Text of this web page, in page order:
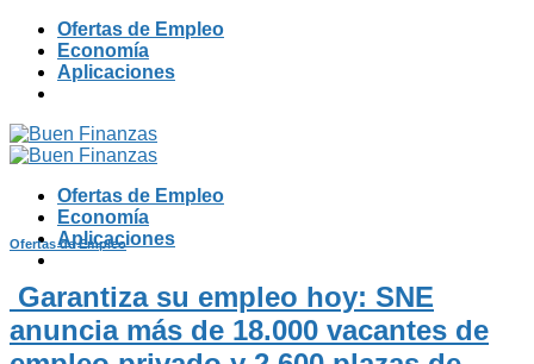
Skip
content
Ofertas de Empleo
Economía
Aplicaciones
Ofertas de Empleo
Economía
Aplicaciones
Ofertas de Empleo
Garantiza su empleo hoy: SNE
anuncia más de 18.000 vacantes de